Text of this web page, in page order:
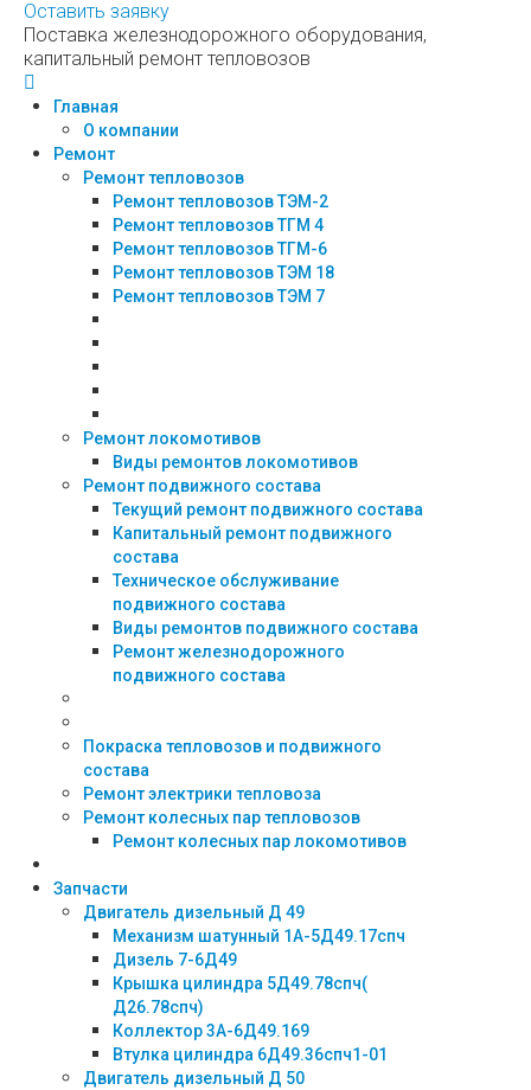
Оставить заявку
Поставка железнодорожного оборудования,
капитальный ремонт тепловозов
Главная
О компании
Ремонт
Ремонт тепловозов
Ремонт тепловозов ТЭМ-2
Ремонт тепловозов ТГМ 4
Ремонт тепловозов ТГМ-6
Ремонт тепловозов ТЭМ 18
Ремонт тепловозов ТЭМ 7
Ремонт локомотивов
Виды ремонтов локомотивов
Ремонт подвижного состава
Текущий ремонт подвижного состава
Капитальный ремонт подвижного
состава
Техническое обслуживание
подвижного состава
Виды ремонтов подвижного состава
Ремонт железнодорожного
подвижного состава
Покраска тепловозов и подвижного
состава
Ремонт электрики тепловоза
Ремонт колесных пар тепловозов
Ремонт колесных пар локомотивов
Запчасти
Двигатель дизельный Д 49
Механизм шатунный 1А-5Д49.17спч
Дизель 7-6Д49
Крышка цилиндра 5Д49.78спч(
Д26.78спч)
Коллектор 3А-6Д49.169
Втулка цилиндра 6Д49.36спч1-01
Двигатель дизельный Д 50